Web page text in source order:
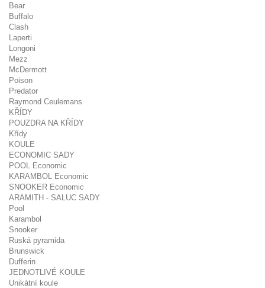
Bear
Buffalo
Clash
Laperti
Longoni
Mezz
McDermott
Poison
Predator
Raymond Ceulemans
KŘÍDY
POUZDRA NA KŘÍDY
Křídy
KOULE
ECONOMIC SADY
POOL Economic
KARAMBOL Economic
SNOOKER Economic
ARAMITH - SALUC SADY
Pool
Karambol
Snooker
Ruská pyramida
Brunswick
Dufferin
JEDNOTLIVÉ KOULE
Unikátní koule